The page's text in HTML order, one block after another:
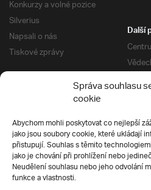
Správa souhlasu
cookie
Abychom mohli poskytovat co nejlepší
jako jsou soubory cookie, které ukládají
přistupují. Souhlas s těmito
jako je chování při prohlížení nebo
Neudělení souhlasu nebo jeho odvolání
funkce a vlastnosti.
Konkurzy a volné pozice
Silverius
Napsali o nás
Tiskové zprávy
Další
Silverius
Pro
E-
Ochrana soukromí